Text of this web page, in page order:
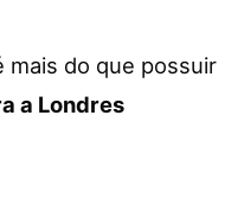
mais do que possuir
a Londres